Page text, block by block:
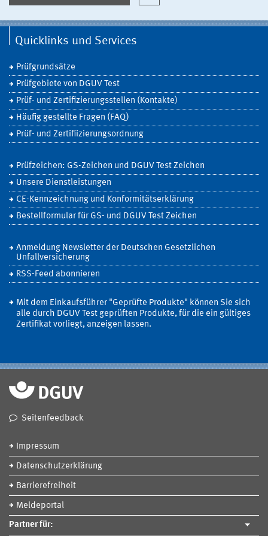
Quicklinks und Services
Prüfgrundsätze
Prüfgebiete von DGUV Test
Prüf- und Zertifizierungsstellen (Kontakte)
Häufig gestellte Fragen (FAQ)
Prüf- und Zertifiizierungsordnung
Prüfzeichen: GS-Zeichen und DGUV Test Zeichen
Unsere Dienstleistungen
CE-Kennzeichnung und Konformitätserklärung
Bestellformular für GS- und DGUV Test Zeichen
Anmeldung Newsletter der Deutschen Gesetzlichen
Unfallversicherung
RSS-Feed abonnieren
Mit dem Einkaufsführer "Geprüfte Produkte" können Sie sich
alle durch DGUV Test geprüften Produkte, für die ein gültiges
Zertifikat vorliegt, anzeigen lassen.
Seitenfeedback
Impressum
Datenschutzerklärung
Barrierefreiheit
Meldeportal
Partner für: